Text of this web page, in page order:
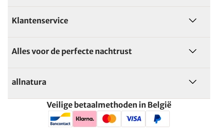
Klantenservice
Alles voor de perfecte nachtrust
allnatura
Veilige betaalmethoden in België